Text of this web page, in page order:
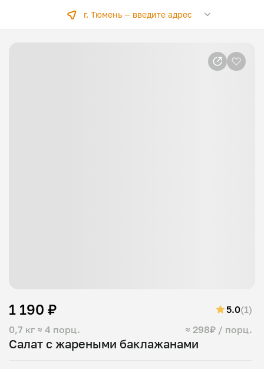
г. Тюмень — введите адрес
Салат с жареными баклажанами
0,7 кг ≈ 4 порц. ≈ 298₽ / порц.
1 190 ₽ 5.0(1)